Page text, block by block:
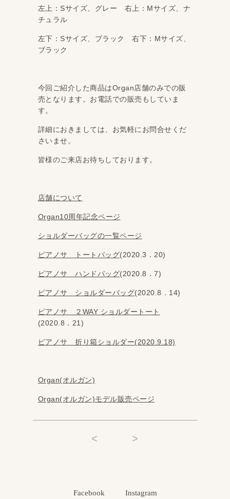
左上：Sサイズ、グレー 右上：Mサイズ、ナ
チュラル
左下：Sサイズ、ブラック 右下：Mサイズ、
ブラック
今回ご紹介した商品はOrgan店舗のみでの販
売となります。お電話での販売もしていま
す。
詳細におきましては、お気軽にお問合せくだ
さいませ。
皆様のご来店お待ちしております。
店舗について
Organ10周年記念ページ
ショルダーバッグの一覧ページ
ピアノサ トートバッグ(2020.3．20)
ピアノサ ハンドバッグ(2020.8．7)
ピアノサ ショルダーバッグ(2020.8．14)
ピアノサ ２WAY ショルダートート
(2020.8．21)
ピアノサ 折り箱ショルダー(2020.9.18)
Organ(オルガン)
Organ(オルガン)モデル販売ページ
< >
Facebook Instagram